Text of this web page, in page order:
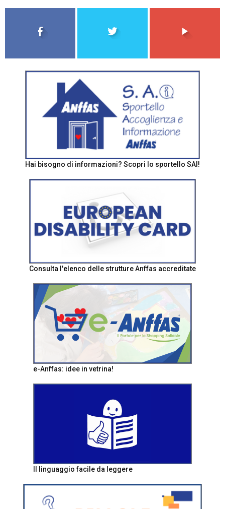
Hai bisogno di informazioni? Scopri lo sportello SAI!
Consulta l'elenco delle strutture Anffas accreditate
e-Anffas: idee in vetrina!
Il linguaggio facile da leggere